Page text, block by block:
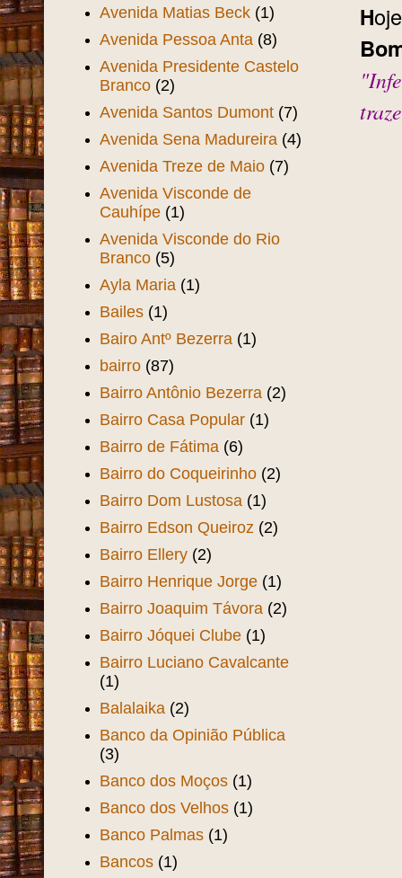
H
Avenida Matias Beck (1)
Avenida Pessoa Anta (8)
Avenida Presidente Castelo
Branco (2)
Avenida Santos Dumont (7)
Avenida Sena Madureira (4)
Avenida Treze de Maio (7)
Avenida Visconde de
Cauhípe (1)
Avenida Visconde do Rio
Branco (5)
Ayla Maria (1)
Bailes (1)
Bairo Antº Bezerra (1)
bairro (87)
Bairro Antônio Bezerra (2)
Bairro Casa Popular (1)
Bairro de Fátima (6)
Bairro do Coqueirinho (2)
Bairro Dom Lustosa (1)
Bairro Edson Queiroz (2)
Bairro Ellery (2)
Bairro Henrique Jorge (1)
Bairro Joaquim Távora (2)
Bairro Jóquei Clube (1)
Bairro Luciano Cavalcante
(1)
Balalaika (2)
Banco da Opinião Pública
(3)
Banco dos Moços (1)
Banco dos Velhos (1)
Banco Palmas (1)
Bancos (1)